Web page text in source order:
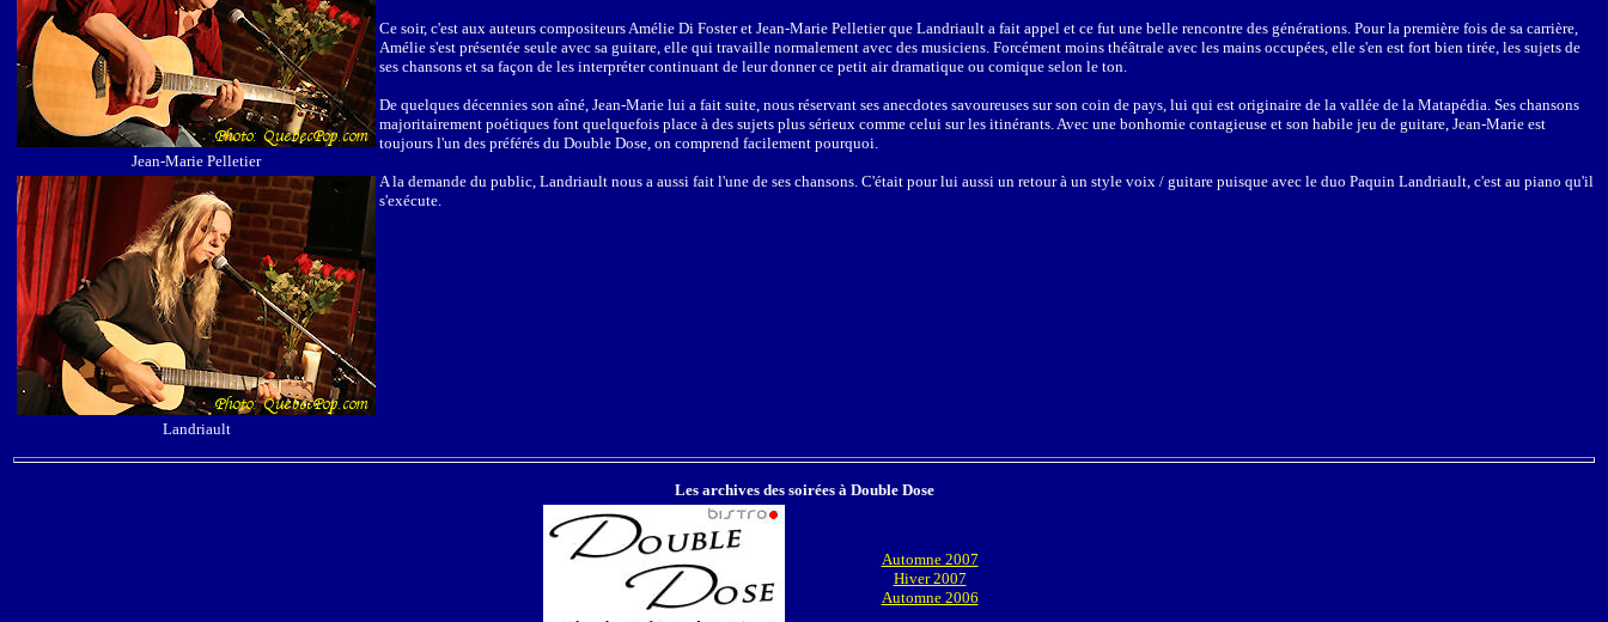
Jean-Marie Pelletier
Landriault
Ce soir, c'est aux auteurs compositeurs Amélie Di Foster et Jean-Marie Pelletier que Landriault a fait appel et ce fut une belle rencontre des générations. Pour la première fois de sa carrière,
Amélie s'est présentée seule avec sa guitare, elle qui travaille normalement avec des musiciens. Forcément moins théâtrale avec les mains occupées, elle s'en est fort bien tirée, les sujets de
ses chansons et sa façon de les interpréter continuant de leur donner ce petit air dramatique ou comique selon le ton.
De quelques décennies son aîné, Jean-Marie lui a fait suite, nous réservant ses anecdotes savoureuses sur son coin de pays, lui qui est originaire de la vallée de la Matapédia. Ses chansons
majoritairement poétiques font quelquefois place à des sujets plus sérieux comme celui sur les itinérants. Avec une bonhomie contagieuse et son habile jeu de guitare, Jean-Marie est
toujours l'un des préférés du Double Dose, on comprend facilement pourquoi.
A la demande du public, Landriault nous a aussi fait l'une de ses chansons. C'était pour lui aussi un retour à un style voix / guitare puisque avec le duo Paquin Landriault, c'est au piano qu'il
s'exécute.
Les archives des soirées à Double Dose
Automne 2007
Hiver 2007
Automne 2006